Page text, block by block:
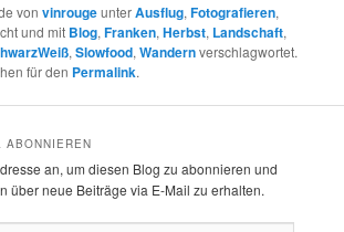
vonvinrougeunterAusflug,Fotografieren,
und mit Blog,Franken,Herbst, Landschaft,
,Slowfood,Wandernverschlagwortet.
für den Permalink.
an, um diesen Blog zu abonnieren und
über neue Beiträge via E-Mail zu erhalten.